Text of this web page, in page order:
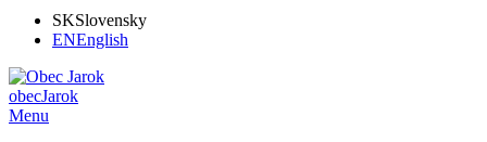
SKSlovensky
ENEnglish
obecJarok
Menu